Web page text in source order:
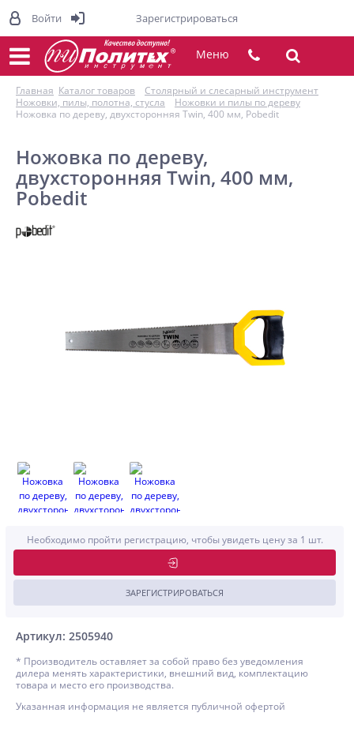
Меню
Главная Каталог товаров
Столярный и слесарный инструмент
Ножовки, пилы, полотна, стусла
Ножовки и пилы по дереву
Ножовка по дереву, двухсторонняя Twin, 400 мм, Pobedit
Ножовка по дереву,
двухсторонняя Twin, 400 мм,
Pobedit
Артикул: 2505940
Необходимо пройти регистрацию, чтобы увидеть цену за 1 шт.
ЗАРЕГИСТРИРОВАТЬСЯ
* Производитель оставляет за собой право без уведомления
дилера менять характеристики, внешний вид, комплектацию
товара и место его производства.
Указанная информация не является публичной офертой
Войти Зарегистрироваться